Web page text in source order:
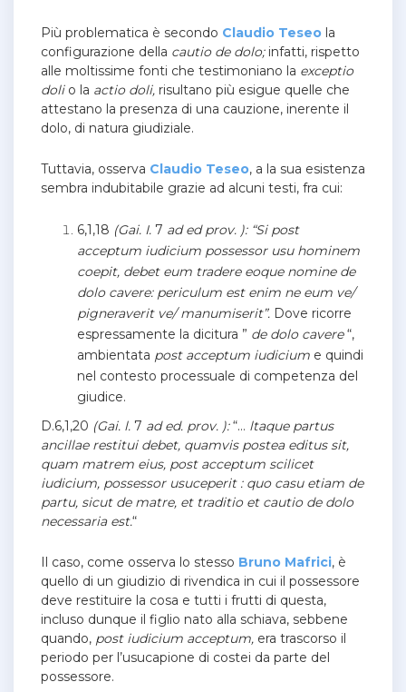
Più problematica è secondo Claudio Teseo la
configurazione della cautio de dolo; infatti, rispetto
alle moltissime fonti che testimoniano la exceptio
doli o la actio doli, risultano più esigue quelle che
attestano la presenza di una cauzione, inerente il
dolo, di natura giudiziale.
Tuttavia, osserva Claudio Teseo, a la sua esistenza
sembra indubitabile grazie ad alcuni testi, fra cui:
6,1,18 (Gai. I. 7 ad ed prov. ): “Si post
acceptum iudicium possessor usu hominem
coepit, debet eum tradere eoque nomine de
dolo cavere: periculum est enim ne eum ve/
pigneraverit ve/ manumiserit”. Dove ricorre
espressamente la dicitura ” de dolo cavere“,
ambientata post acceptum iudicium e quindi
nel contesto processuale di competenza del
giudice.
D.6,1,20 (Gai. l. 7 ad ed. prov. ):“… ltaque partus
ancillae restitui debet, quamvis postea editus sit,
quam matrem eius, post acceptum scilicet
iudicium, possessor usuceperit : quo casu etiam de
partu, sicut de matre, et traditio et cautio de dolo
necessaria est.“
Il caso, come osserva lo stesso Bruno Mafrici, è
quello di un giudizio di rivendica in cui il possessore
deve restituire la cosa e tutti i frutti di questa,
incluso dunque il figlio nato alla schiava, sebbene
quando, post iudicium acceptum, era trascorso il
periodo per l’usucapione di costei da parte del
possessore.